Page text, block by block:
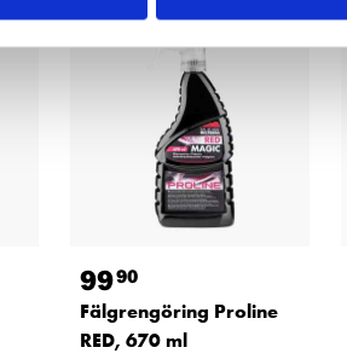
9990
Fälgrengöring Proline
RED, 670 ml